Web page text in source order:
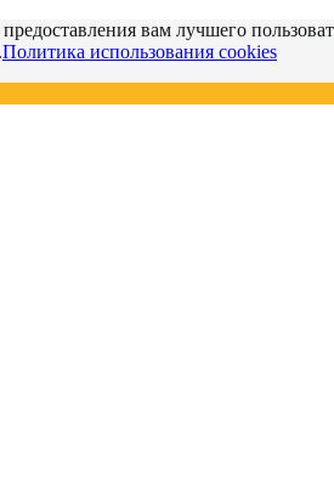
вам лучшего
Политика использования cookies